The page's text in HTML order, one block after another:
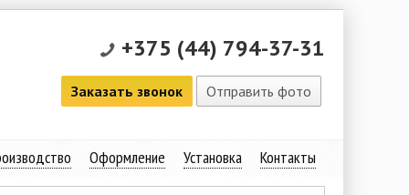
+375 (44) 794-37-31
Заказать звонок Отправить фото
Оформление Установка Контакты